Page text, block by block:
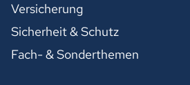
Versicherung
Sicherheit & Schutz
Fach- & Sonderthemen